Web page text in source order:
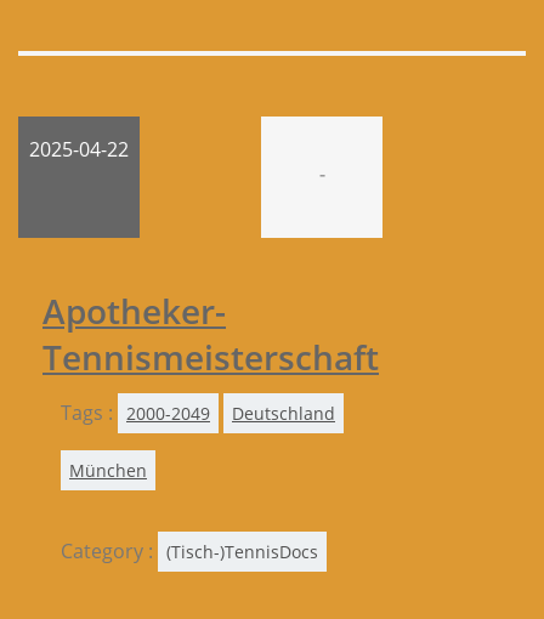
2025-04-22
-
Apotheker-
Tennismeisterschaft
Tags : 2000-2049 Deutschland
München
Category : (Tisch-)TennisDocs